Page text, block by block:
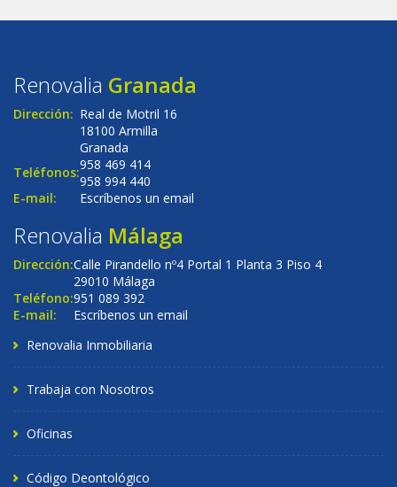
Renovalia Granada
Dirección: Real de Motril 16
18100 Armilla
Granada
Teléfonos:958 469 414
958 994 440
E-mail:
Escríbenos un email
Renovalia Málaga
Dirección:Calle Pirandello nº4 Portal 1 Planta 3 Piso 4
29010 Málaga
Teléfono:951 089 392
E-mail:
Escríbenos un email
Renovalia Inmobiliaria
Trabaja con Nosotros
Oficinas
Código Deontológico